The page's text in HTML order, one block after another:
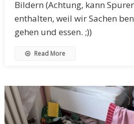
Bildern (Achtung, kann
enthalten, weil wir Sachen
gehen und essen. ;))
Read More